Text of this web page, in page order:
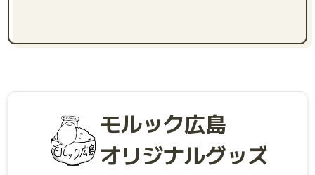
モルック広島
オリジナルグッズ